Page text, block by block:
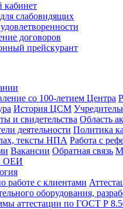
слабовидящих
договоров
прейскурант
со 100-летием Центра
История ЦСМ
и свидетельства Область
деятельности Политика
тексты НПА Работа с
Вакансии Обратная связь
ОЕИ
работе с клиентами
оборудования,
аттестации по ГОСТ Р